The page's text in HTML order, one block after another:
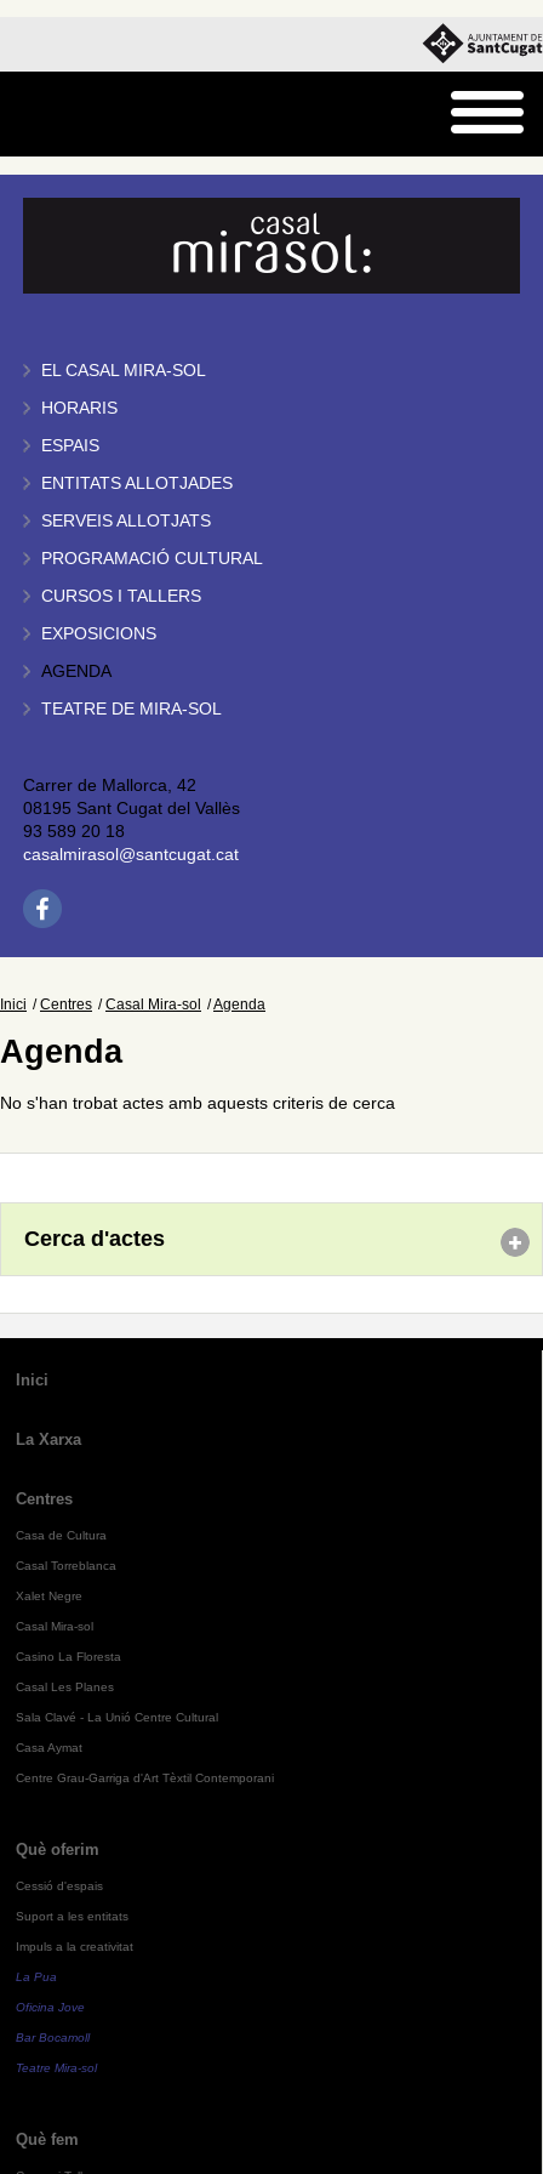
EL CASAL MIRA-SOL
HORARIS
ESPAIS
ENTITATS ALLOTJADES
SERVEIS ALLOTJATS
PROGRAMACIÓ CULTURAL
CURSOS I TALLERS
EXPOSICIONS
AGENDA
TEATRE DE MIRA-SOL
Carrer de Mallorca, 42
08195 Sant Cugat del Vallès
93 589 20 18
casalmirasol@santcugat.cat
Inici Centres Casal Mira-sol Agenda
Agenda
No s'han trobat actes amb aquests criteris de cerca
Cerca d'actes
Inici
La Xarxa
Centres
Casa de Cultura
Casal Torreblanca
Xalet Negre
Casal Mira-sol
Casino La Floresta
Casal Les Planes
Sala Clavé - La Unió Centre Cultural
Casa Aymat
Centre Grau-Garriga d'Art Tèxtil Contemporani
Què oferim
Cessió d'espais
Suport a les entitats
Impuls a la creativitat
La Pua
Oficina Jove
Bar Bocamoll
Teatre Mira-sol
Què fem